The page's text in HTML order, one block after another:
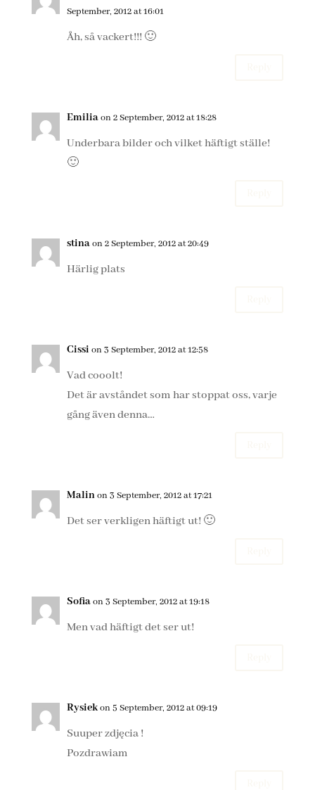
September, 2012 at 16:01
Åh, så vackert!!! 🙂
Emiliaon 2 September, 2012 at 18:28
Underbara bilder och vilket häftigt ställe!
🙂
stinaon 2 September, 2012 at 20:49
Härlig plats
Cissi on 3 September, 2012 at 12:58
Vad cooolt!
Det är avståndet som har stoppat oss, varje
gång även denna…
Malinon 3 September, 2012 at 17:21
Det ser verkligen häftigt ut! 🙂
Sofiaon 3 September, 2012 at 19:18
Men vad häftigt det ser ut!
Rysiekon 5 September, 2012 at 09:19
Suuper zdjęcia !
Pozdrawiam